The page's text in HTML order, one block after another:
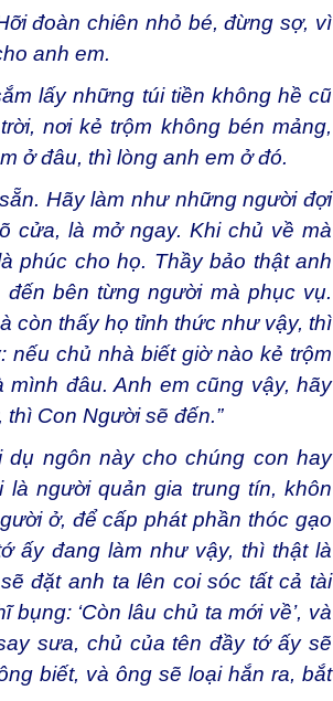
12, 32-48).
đoàn chiên nhỏ bé, đừng sợ, vì
anh em.
lấy những túi tiền không hề cũ
nơi kẻ trộm không bén mảng,
ở đâu, thì lòng anh em ở đó.
Hãy làm như những người đợi
cửa, là mở ngay. Khi chủ về mà
phúc cho họ. Thầy bảo thật anh
bên từng người mà phục vụ.
còn thấy họ tỉnh thức như vậy, thì
chủ nhà biết giờ nào kẻ trộm
đâu. Anh em cũng vậy, hãy
Con Người sẽ đến.”
dụ ngôn này cho chúng con hay
là người quản gia trung tín, khôn
ở, để cấp phát phần thóc gạo
ấy đang làm như vậy, thì thật là
đặt anh ta lên coi sóc tất cả tài
‘Còn lâu chủ ta mới về’, và
sưa, chủ của tên đầy tớ ấy sẽ